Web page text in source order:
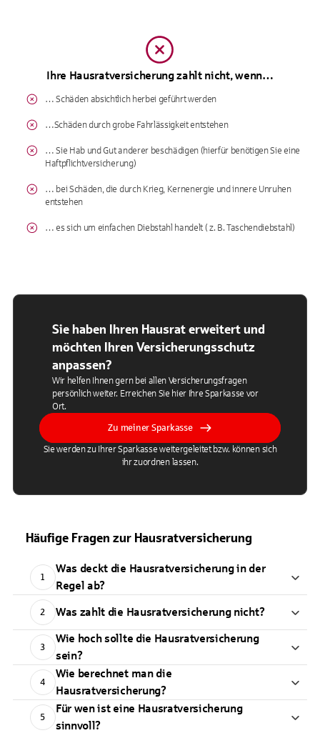
Ihre Hausratversicherung zahlt nicht, wenn…
… Schäden absichtlich herbei geführt werden
…Schäden durch grobe Fahrlässigkeit entstehen
… Sie Hab und Gut anderer beschädigen (hierfür benötigen Sie eine
Haftpflichtversicherung)
… bei Schäden, die durch Krieg, Kernenergie und innere Unruhen
entstehen
… es sich um einfachen Diebstahl handelt ( z. B. Taschendiebstahl)
Sie haben Ihren Hausrat erweitert und
möchten Ihren Versicherungsschutz
anpassen?
Wir helfen Ihnen gern bei allen Versicherungsfragen
persönlich weiter. Erreichen Sie hier Ihre Sparkasse vor
Ort.
Zu meiner Sparkasse
Sie werden zu Ihrer Sparkasse weitergeleitet bzw. können sich
ihr zuordnen lassen.
Häufige Fragen zur Hausratversicherung
1
Was deckt die Hausratversicherung in der
Regel ab?
2 Was zahlt die Hausratversicherung nicht?
3
Wie hoch sollte die Hausratversicherung
sein?
4
Wie berechnet man die
Hausratversicherung?
5
Für wen ist eine Hausratversicherung
sinnvoll?